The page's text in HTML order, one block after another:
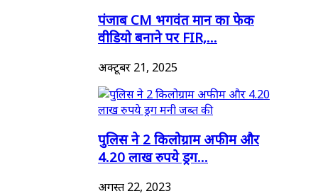
पंजाब CM भगवंत मान का फेक
वीडियो बनाने पर FIR,...
अक्टूबर 21, 2025
पुलिस ने 2 किलोग्राम अफीम और
4.20 लाख रुपये ड्रग...
अगस्त 22, 2023